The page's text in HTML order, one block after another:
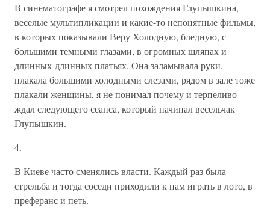
В синематографе я смотрел похождения Глупышкина,
веселые мультипликации и какие-то непонятные фильмы,
в которых показывали Веру Холодную, бледную, с
большими темными глазами, в огромных шляпах и
длинных-длинных платьях. Она заламывала руки,
плакала большими холодными слезами, рядом в зале тоже
плакали женщины, я не понимал почему и терпеливо
ждал следующего сеанса, который начинал весельчак
Глупышкин.
4.
В Киеве часто сменялись власти. Каждый раз была
стрельба и тогда соседи приходили к нам играть в лото, в
преферанс и петь.